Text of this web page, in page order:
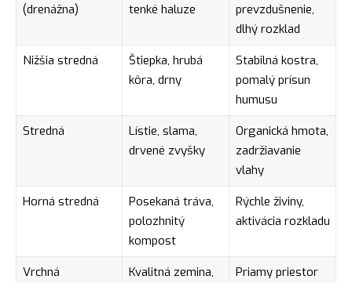
(drenážna)
tenké haluze
prevzdušnenie,
dlhý rozklad
Nižšia stredná
Štiepka, hrubá
kôra, drny
Stabilná kostra,
pomalý prísun
humusu
Stredná
Lístie, slama,
drvené zvyšky
Organická hmota,
zadržiavanie
vlahy
Horná stredná
Posekaná tráva,
polozhnitý
kompost
Rýchle živiny,
aktivácia rozkladu
Vrchná Kvalitná zemina, Priamy priestor